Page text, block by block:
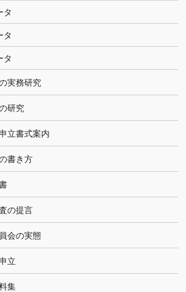
タ
タ
タ
実務研究
研究
立書式案内
書き方
の提言
会の実態
立
集